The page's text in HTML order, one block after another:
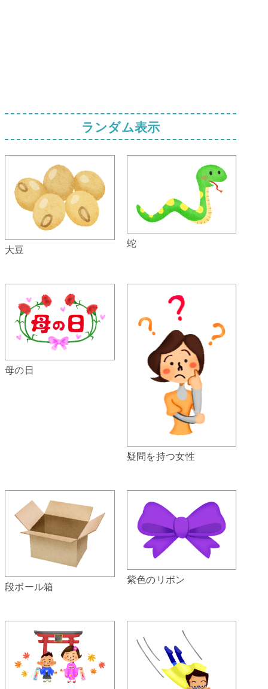
ランダム表示
大豆 蛇
母の日
疑問を持つ女性
段ボール箱
紫色のリボン